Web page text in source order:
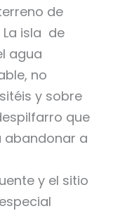
de
isla de
agua
no
y sobre
que
abandonar a
y el sitio